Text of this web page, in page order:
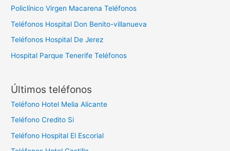
Policlínico Virgen Macarena Teléfonos
Teléfonos Hospital Don Benito-villanueva
Teléfonos Hospital De Jerez
Hospital Parque Tenerife Teléfonos
Últimos teléfonos
Teléfono Hotel Melia Alicante
Teléfono Credito Si
Teléfono Hospital El Escorial